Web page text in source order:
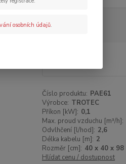
Číslo produktu: PAE61
Výrobce: TROTEC
Příkon [kW]: 0,1
Max. proud vzduchu [m³/h]:
Odvlhčení [l/hod]: 2,6
Délka kabelu [m]: 2
Rozměr [cm]: 40 x 40 x 98
Hlídat cenu / dostupnost
osobních údajů.